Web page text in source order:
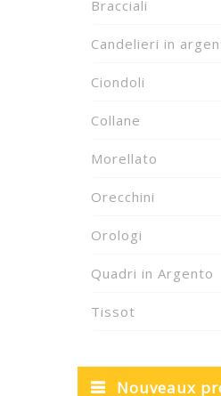
Bracciali
Candelieri in
Ciondoli
Collane
Morellato
Orecchini
Orologi
Quadri in Argento
Tissot
Nouveaux